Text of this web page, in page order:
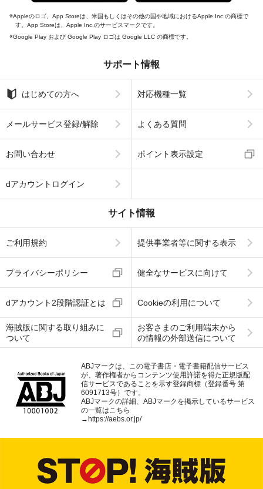
Appleのロゴ、App Storeは、米国もしくはその他の国や地域におけるApple Inc.の商標で
す。App Storeは、Apple Inc.のサービスマークです。
Google Play および Google Play ロゴは Google LLC の商標です。
サポート情報
はじめての方へ 対応機種一覧
メールサービス登録/解除 よくある質問
お問い合わせ ポイント表示設定
dアカウントログイン
サイト情報
ご利用規約 提供事業者等に関する表示
プライバシーポリシー 健全なサービスに向けて
dアカウント2段階認証とは Cookieの利用について
海賊版に関する取り組みに
ついて
お客さまのご利用端末から
の情報の外部送信について
ABJマークは、この電子書店・電子書籍配信サービス
が、著作権者からコンテンツ使用許諾を得た正規版配
信サービスであることを示す登録商標（登録番号 第
6091713号）です。
ABJマークの詳細、ABJマークを掲示しているサービス
の一覧はこちら
→https://aebs.or.jp/